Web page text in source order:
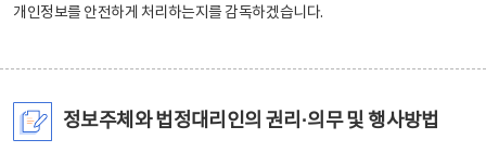
개인정보를 안전하게 처리하는지를 감독하겠습니다.
정보주체와 법정대리인의 권리·의무 및 행사방법